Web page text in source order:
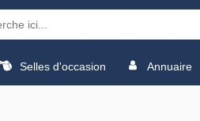
Selles d'occasion Annuaire